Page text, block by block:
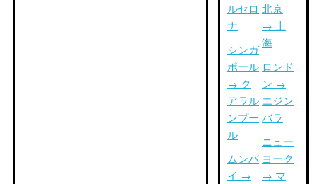
ルセロ
ナ
シンガ
ポール
→ ク
アラル
ンプー
ル
ムンバ
イ →
北京
→ 上
海
ロンド
ン →
エジン
バラ
ニュー
ヨーク
→ マ